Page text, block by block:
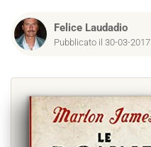
Felice Laudadio
Pubblicato il 30-03-2017